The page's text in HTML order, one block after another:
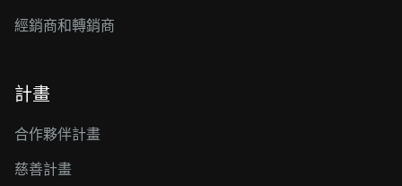
經銷商和轉銷商
計畫
合作夥伴計畫
慈善計畫